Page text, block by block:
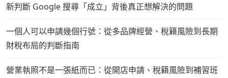
新判斷 Google 搜尋「成立」背後真正想解決的問題
一個人可以申請幾個行號：從多品牌經營、稅籍風險到長期
財稅布局的判斷指南
營業執照不是一張紙而已：從開店申請、稅籍風險到補習班